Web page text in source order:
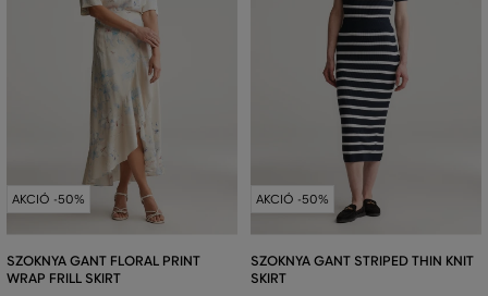
AKCIÓ -50%
SZOKNYA GANT FLORAL PRINT
WRAP FRILL SKIRT
AKCIÓ -50%
SZOKNYA GANT STRIPED THIN KNIT
SKIRT